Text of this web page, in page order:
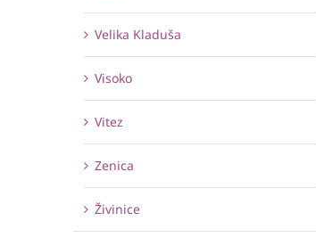
Velika Kladuša
Visoko
Vitez
Zenica
Živinice